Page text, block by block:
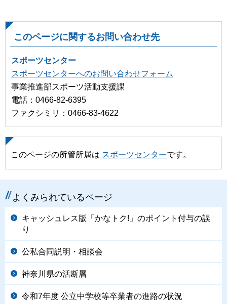
このページに関するお問い合わせ先
スポーツセンター
スポーツセンターへのお問い合わせフォーム
事業推進部スポーツ活動支援課
電話：0466-82-6395
ファクシミリ：0466-83-4622
このページの所管所属は スポーツセンターです。
よくみられているページ
キャッシュレス版「かなトク!」のポイント付与の誤
り
公私合同説明・相談会
神奈川県の活断層
令和7年度 公立中学校等卒業者の進路の状況